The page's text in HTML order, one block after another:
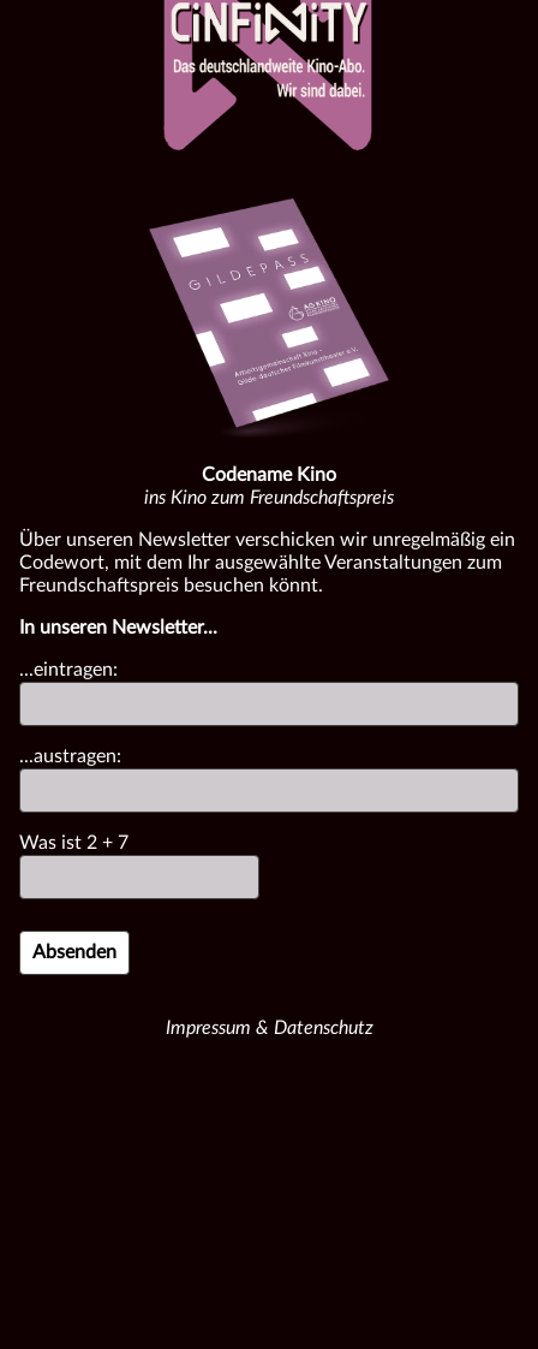
Codename Kino
ins Kino zum Freundschaftspreis
Über unseren Newsletter verschicken wir unregelmäßig ein
Codewort, mit dem Ihr ausgewählte Veranstaltungen zum
Freundschaftspreis besuchen könnt.
In unseren Newsletter...
...eintragen:
...austragen:
Was ist 2 + 7
Impressum & Datenschutz